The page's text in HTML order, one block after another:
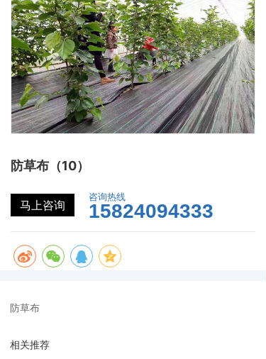
防草布（10）
马上咨询
咨询热线
15824094333
防草布
相关推荐